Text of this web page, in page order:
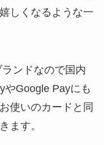
しくなるような一
ンドなので国内
やGoogle Payにも
使いのカードと同
ます。